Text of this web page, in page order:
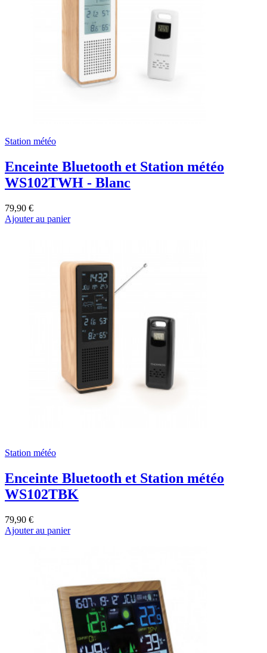
Station météo
Enceinte Bluetooth et Station météo
WS102TWH - Blanc
79,90 €
Ajouter au panier
Station météo
Enceinte Bluetooth et Station météo
WS102TBK
79,90 €
Ajouter au panier